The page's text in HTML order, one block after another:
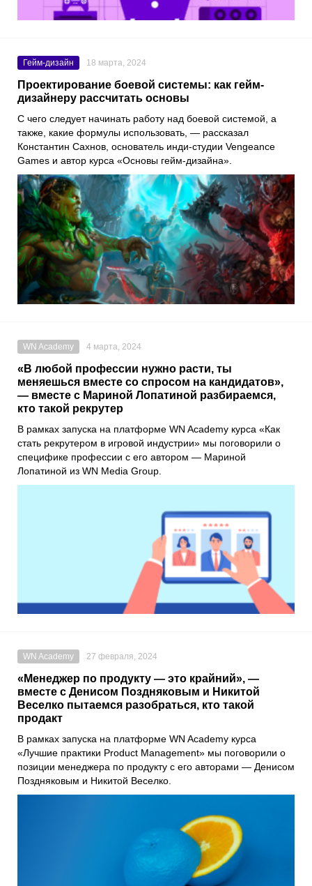
Гейм-дизайн 18 марта, 2024
Проектирование боевой системы: как гейм-
дизайнеру рассчитать основы
С чего следует начинать работу над боевой системой, а
также, какие формулы использовать, — рассказал
Константин Сахнов, основатель инди-студии Vengeance
Games и автор курса «Основы гейм-дизайна».
WN Academy 4 марта, 2024
«В любой профессии нужно расти, ты
меняешься вместе со спросом на кандидатов»,
— вместе с Мариной Лопатиной разбираемся,
кто такой рекрутер
В рамках запуска на платформе WN Academy курса «Как
стать рекрутером в игровой индустрии» мы поговорили о
специфике профессии с его автором — Мариной
Лопатиной из WN Media Group.
WN Academy 27 февраля, 2024
«Менеджер по продукту — это крайний», —
вместе с Денисом Поздняковым и Никитой
Веселко пытаемся разобраться, кто такой
продакт
В рамках запуска на платформе WN Academy курса
«Лучшие практики Product Management» мы поговорили о
позиции менеджера по продукту с его авторами — Денисом
Поздняковым и Никитой Веселко.